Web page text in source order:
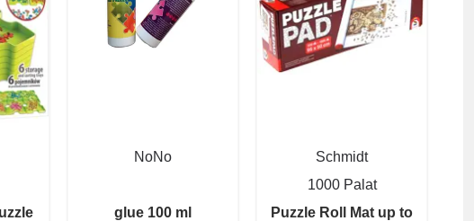
NoNo
glue 100 ml
Schmidt
1000 Palat
Puzzle Roll Mat up to